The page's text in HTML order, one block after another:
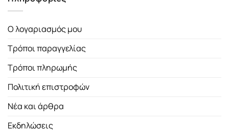
Ο λογαριασμός μου
Τρόποι παραγγελίας
Τρόποι πληρωμής
Πολιτική επιστροφών
Νέα και άρθρα
Εκδηλώσεις